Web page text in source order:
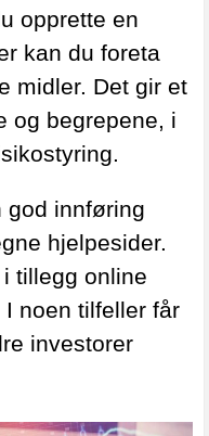
opprette en
kan du foreta
midler. Det gir et
og begrepene, i
god innføring
hjelpesider.
tillegg online
noen tilfeller får
investorer